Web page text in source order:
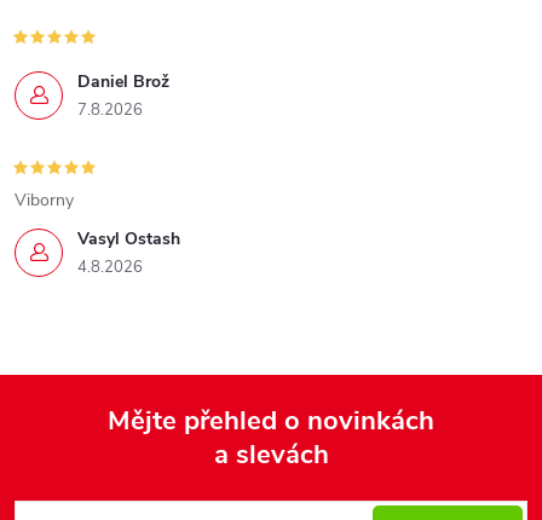
Daniel Brož
7.8.2026
Vasyl Ostash
4.8.2026
Viborny
Mějte přehled o novinkách
a slevách